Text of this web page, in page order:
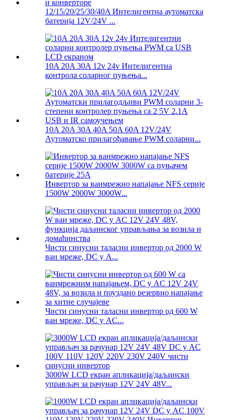
12/15/20/25/30/40A Интелигентна аутоматска
батерија 12V/24V ...
10A 20A 30A 12v 24v Интелигентна
контрола соларног пуњења...
10A 20A 30A 40A 50A 60A 12V/24V
Аутоматско прилагођавање PWM соларни...
Инвертор за ванмрежно напајање NFS серије
1500W 2000W 3000W...
Чисти синусни таласни инвертор од 2000 W
ван мреже, DC у A...
Чисти синусни таласни инвертор од 600 W
ван мреже, DC у AC...
3000W LCD екран апликација/даљински
управљач за рачунар 12V 24V 48V...